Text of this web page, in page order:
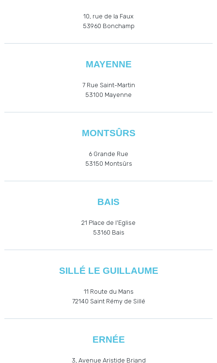
10, rue de la Faux
53960 Bonchamp
MAYENNE
7 Rue Saint-Martin
53100 Mayenne
MONTSÛRS
6 Grande Rue
53150 Montsûrs
BAIS
21 Place de l'Eglise
53160 Bais
SILLÉ LE GUILLAUME
11 Route du Mans
72140 Saint Rémy de Sillé
ERNÉE
3, Avenue Aristide Briand